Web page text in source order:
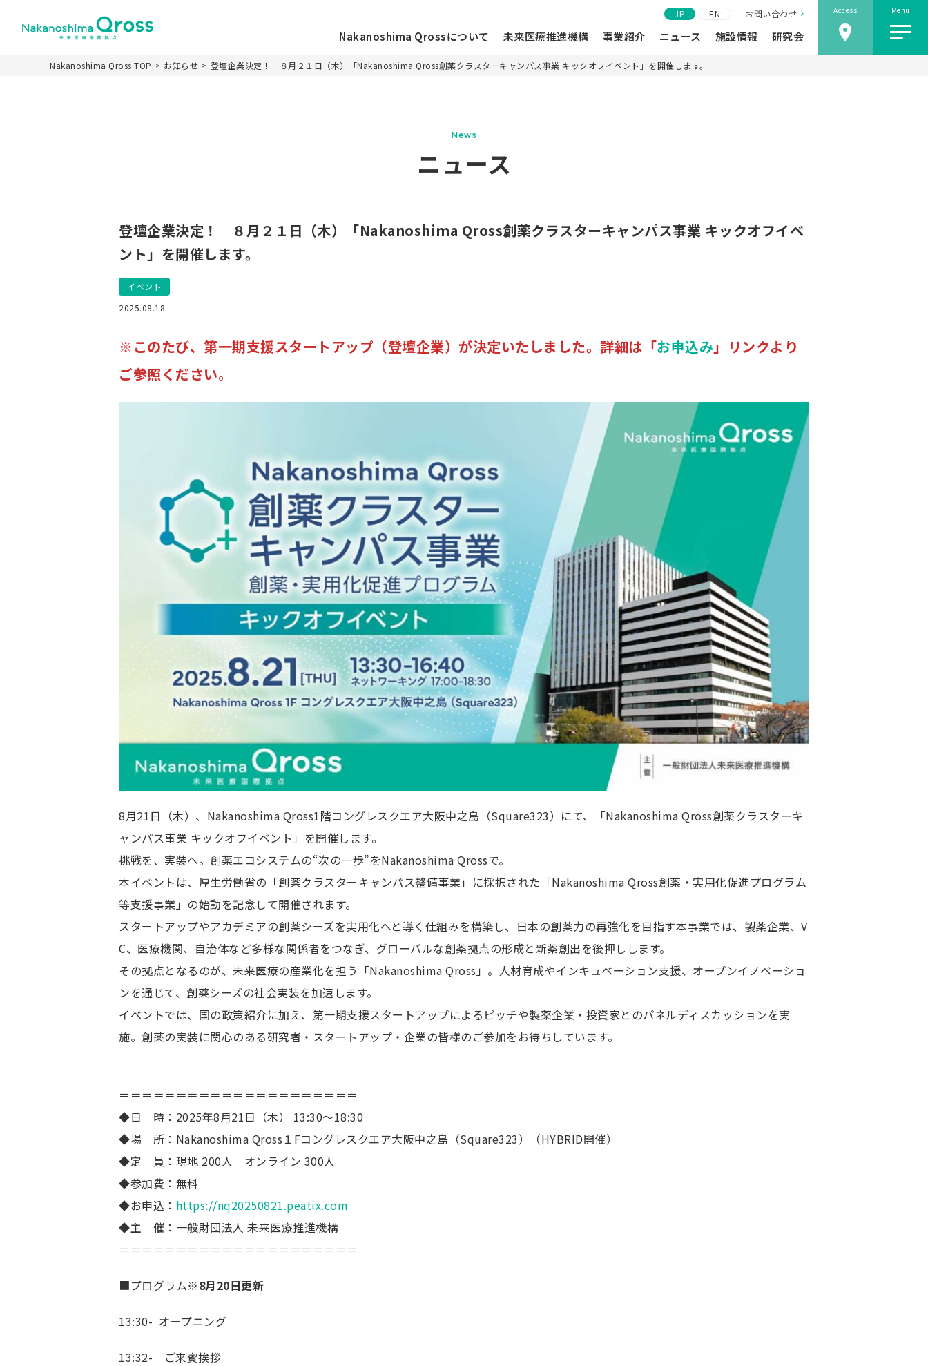
JP EN お問い合わせ
Nakanoshima Qrossについて 未来医療推進機構 事業紹介 ニュース 施設情報 研究会
Access Menu
パーパス
施設概要
未来医療イノベーションエコシステム
運営主体
事業紹介
高度CDMO人材育成プログラム
ワンストップサービス
Qrossover Lounge 夢
創薬クラスターキャンパス事業
メディア
CDMOコンソーシアム研究会
アントレプレナーシップ研究会
アクセス
当ウェブサイトのご利用にあたり
著作権について
コピーライトポリシー
NQ プライバシーポリシー
個人情報保護方針
公式ソーシャルメディア運用ポリシー
Nakanoshima Qross TOP お知らせ 登壇企業決定！ ８月２１日（木）「Nakanoshima Qross創薬クラスターキャンパス事業 キックオフイベント」を開催します。
News
ニュース
登壇企業決定！ ８月２１日（木）「Nakanoshima Qross創薬クラスターキャンパス事業 キックオフイベ
ント」を開催します。
イベント
2025.08.18
※このたび、第一期支援スタートアップ（登壇企業）が決定いたしました。詳細は「お申込み」リンクより
ご参照ください。
8月21日（木）、Nakanoshima Qross1階コングレスクエア大阪中之島（Square323）にて、「Nakanoshima Qross創薬クラスターキ
ャンパス事業 キックオフイベント」を開催します。
挑戦を、実装へ。創薬エコシステムの“次の一歩”をNakanoshima Qrossで。
本イベントは、厚生労働省の「創薬クラスターキャンパス整備事業」に採択された「Nakanoshima Qross創薬・実用化促進プログラム
等支援事業」の始動を記念して開催されます。
スタートアップやアカデミアの創薬シーズを実用化へと導く仕組みを構築し、日本の創薬力の再強化を目指す本事業では、製薬企業、V
C、医療機関、自治体など多様な関係者をつなぎ、グローバルな創薬拠点の形成と新薬創出を後押しします。
その拠点となるのが、未来医療の産業化を担う「Nakanoshima Qross」。人材育成やインキュベーション支援、オープンイノベーショ
ンを通じて、創薬シーズの社会実装を加速します。
イベントでは、国の政策紹介に加え、第一期支援スタートアップによるピッチや製薬企業・投資家とのパネルディスカッションを実
施。創薬の実装に関心のある研究者・スタートアップ・企業の皆様のご参加をお待ちしています。
＝＝＝＝＝＝＝＝＝＝＝＝＝＝＝＝＝＝＝＝＝
◆日 時：2025年8月21日（木） 13:30～18:30
◆場 所：Nakanoshima Qross１Fコングレスクエア大阪中之島（Square323）（HYBRID開催）
◆定 員：現地 200人 オンライン 300人
◆参加費：無料
◆お申込： https://nq20250821.peatix.com
◆主 催：一般財団法人 未来医療推進機構
＝＝＝＝＝＝＝＝＝＝＝＝＝＝＝＝＝＝＝＝＝
■プログラム※8月20日更新
13:30- オープニング
13:32- ご来賓挨拶